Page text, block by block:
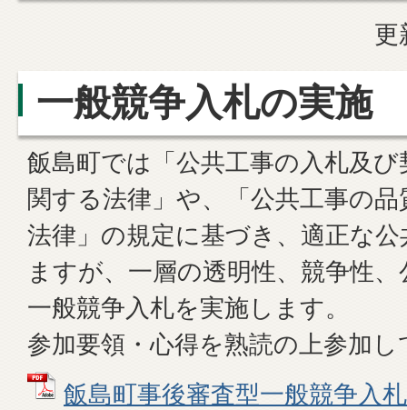
更
一般競争入札の実施
飯島町では「公共工事の入札及
関する法律」や、「公共工事の
法律」の規定に基づき、適正な
ますが、一層の透明性、競争性
一般競争入札を実施します。
参加要領・心得を熟読の上参加
飯島町事後審査型一般競争入